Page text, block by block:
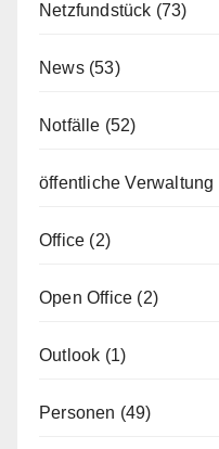
Netzfundstück (73)
News(53)
Notfälle (52)
öffentliche Verwaltung
Office (2)
Open Office (2)
Outlook (1)
Personen (49)